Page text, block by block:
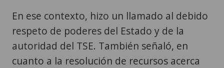
En ese contexto, hizo un llamado al debido
respeto de poderes del Estado y de la
autoridad del TSE. También señaló, en
cuanto a la resolución de recursos acerca